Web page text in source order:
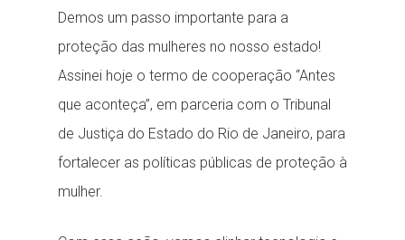
Demos um passo importante para a
proteção das mulheres no nosso estado!
Assinei hoje o termo de cooperação “Antes
que aconteça”, em parceria com o Tribunal
de Justiça do Estado do Rio de Janeiro, para
fortalecer as políticas públicas de proteção à
mulher.